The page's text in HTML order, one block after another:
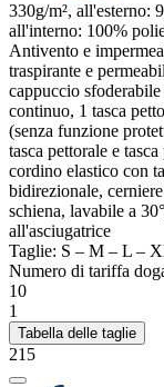
330g/m², all'esterno:
all'interno: 100%
Antivento e
traspirante e
cappuccio
continuo, 1 tasca
(senza funzione
tasca pettorale e
cordino elastico con
bidirezionale,
schiena, lavabile a
all'asciugatrice
Taglie: S – M – L –
Numero di tariffa
10
1
Tabella delle taglie
215